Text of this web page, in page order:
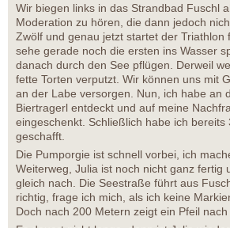
Wir biegen links in das Strandbad Fuschl
Moderation zu hören, die dann jedoch
Zwölf und genau jetzt startet der Triathlon
sehe gerade noch die ersten ins Wasser
danach durch den See pflügen. Derweil
fette Torten verputzt. Wir können uns mit
an der Labe versorgen. Nun, ich habe an
Biertragerl entdeckt und auf meine
eingeschenkt. Schließlich habe ich bereits
geschafft.
Die Pumporgie ist schnell vorbei, ich
Weiterweg, Julia ist noch nicht ganz fertig
gleich nach. Die Seestraße führt aus
richtig, frage ich mich, als ich keine
Doch nach 200 Metern zeigt ein Pfeil